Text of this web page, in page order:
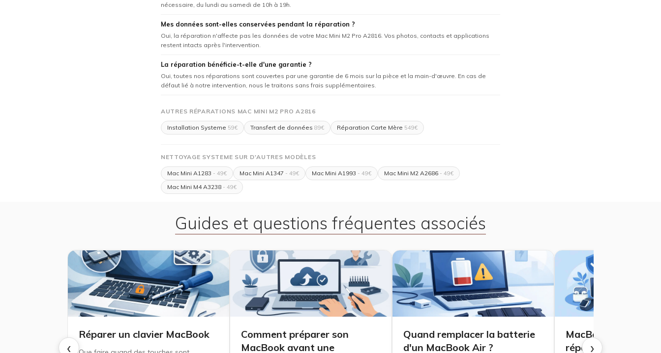
nécessaire, du lundi au samedi de 10h à 19h.
Mes données sont-elles conservées pendant la réparation ?
Oui, la réparation n'affecte pas les données de votre Mac Mini M2 Pro A2816. Vos photos, contacts et applications
restent intacts après l'intervention.
La réparation bénéficie-t-elle d'une garantie ?
Oui, toutes nos réparations sont couvertes par une garantie de 6 mois sur la pièce et la main-d'œuvre. En cas de
défaut lié à notre intervention, nous le traitons sans frais supplémentaires.
AUTRES RÉPARATIONS MAC MINI M2 PRO A2816
Installation Systeme 59€ Transfert de données 89€ Réparation Carte Mère 549€
NETTOYAGE SYSTEME SUR D'AUTRES MODÈLES
Mac Mini A1283 - 49€ Mac Mini A1347 - 49€ Mac Mini A1993 - 49€ Mac Mini M2 A2686 - 49€
Mac Mini M4 A3238 - 49€
Guides et questions fréquentes associés
‹ ›
Réparer un clavier MacBook
Comment préparer son
MacBook avant une
Quand remplacer la batterie
d'un MacBook Air ?
MacBook
réparation